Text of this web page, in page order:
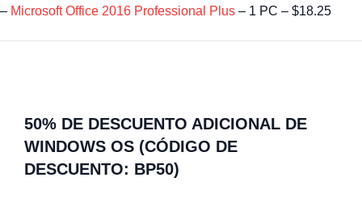
– Microsoft Office 2016 Professional Plus – 1 PC – $18.25
50% DE DESCUENTO ADICIONAL DE
WINDOWS OS (CÓDIGO DE
DESCUENTO: BP50)